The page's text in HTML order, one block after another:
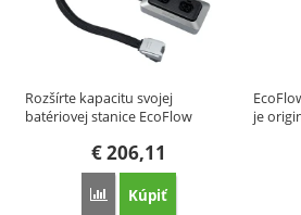
Rozšírte kapacitu svojej
batériovej stanice EcoFlow
€206,11
Porovnať
Kúpiť
je